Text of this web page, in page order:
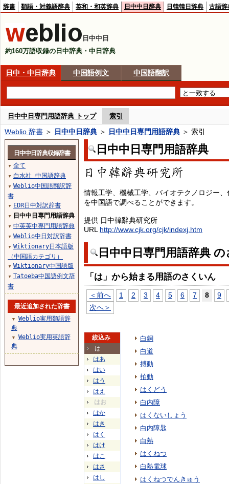
辞書 類語・対義語辞典 英和・和英辞典 日中中日辞典 日韓韓日辞典 古語辞
日中中日
約160万語収録の日中辞典・中日辞典
日中・中日辞典 中国語例文 中国語翻訳
日中中日専門用語辞典 トップ 索引
Weblio 辞書 ＞ 日中中日辞典 ＞ 日中中日専門用語辞典 ＞ 索引
日中中日専門用語辞典
情報工学、機械工学、バイオテクノロジー
を中国語で調べることができます。
提供 日中韓辭典研究所
URL http://www.cjk.org/cjk/indexj.htm
日中中日専門用語辞典
「は」から始まる用語のさくいん
＜前へ 1 2 3 4 5 6 7 8
9
次へ＞
絞込み
は
はあ
はい
はう
はえ
はお
はか
はき
はく
はけ
はこ
はさ
はし
白銅
白道
搏動
拍動
はくどう
白内障
はくないしょう
白内障匙
白熱
はくねつ
白熱電球
はくねつでんきゅう
日中中日辞典収録辞書
▼ 全て
▼ 白水社 中国語辞典
▼ Weblio中国語翻訳辞
書
▼ EDR日中対訳辞書
▼ 日中中日専門用語辞典
▼ 中英英中専門用語辞典
▼ Weblio中日対訳辞書
▼ Wiktionary日本語版
（中国語カテゴリ）
▼ Wiktionary中国語版
▼ Tatoeba中国語例文辞
書
最近追加された辞書
▼
Weblio実用類語辞
典
▼
Weblio実用英語辞
典